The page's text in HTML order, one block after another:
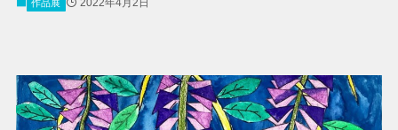
作品展 2022年4月2日